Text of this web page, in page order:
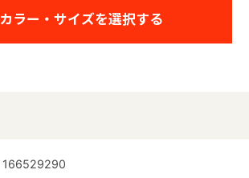
カラー・サイズを選択する
166529290